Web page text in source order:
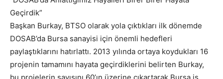
Geçirdik”
Başkan Burkay, BTSO olarak yola çıktıkları ilk dönemde
DOSAB’da Bursa sanayisi için önemli hedefleri
paylaştıklarını hatırlattı. 2013 yılında ortaya koydukları 16
projenin tamamını hayata geçirdiklerini belirten Burkay,
bu projelerin sayısını 60’ın üzerine çıkartarak Bursa iş